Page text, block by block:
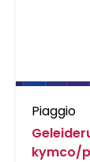
Piaggio
kymco/